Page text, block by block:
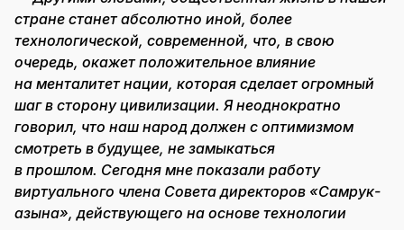
стране станет абсолютно иной, более
технологической, современной, что, в свою
очередь, окажет положительное влияние
на менталитет нации, которая сделает огромный
шаг в сторону цивилизации. Я неоднократно
говорил, что наш народ должен с оптимизмом
смотреть в будущее, не замыкаться
в прошлом. Сегодня мне показали работу
виртуального члена Совета директоров «Самрук-
Қазына», действующего на основе технологии